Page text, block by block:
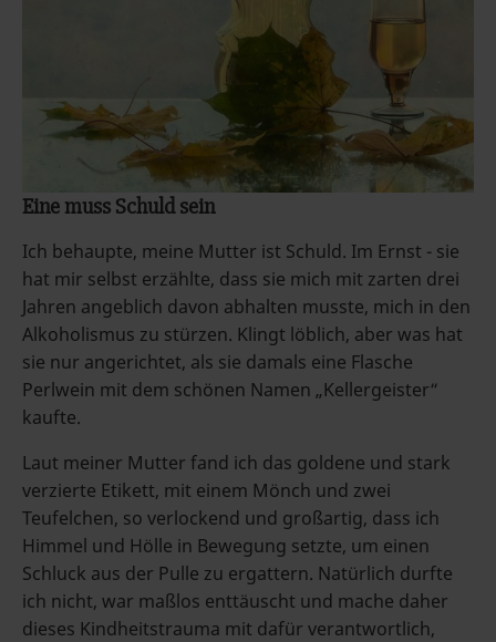
Eine muss Schuld sein
Ich behaupte, meine Mutter ist Schuld. Im Ernst - sie
hat mir selbst erzählte, dass sie mich mit zarten drei
Jahren angeblich davon abhalten musste, mich in den
Alkoholismus zu stürzen. Klingt löblich, aber was hat
sie nur angerichtet, als sie damals eine Flasche
Perlwein mit dem schönen Namen „Kellergeister“
kaufte.
Laut meiner Mutter fand ich das goldene und stark
verzierte Etikett, mit einem Mönch und zwei
Teufelchen, so verlockend und großartig, dass ich
Himmel und Hölle in Bewegung setzte, um einen
Schluck aus der Pulle zu ergattern. Natürlich durfte
ich nicht, war maßlos enttäuscht und mache daher
dieses Kindheitstrauma mit dafür verantwortlich,